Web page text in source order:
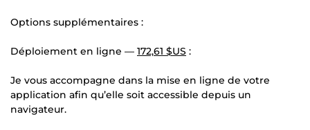
Options supplémentaires :
Déploiement en ligne — 172,61 $US :
Je vous accompagne dans la mise en ligne de votre
application afin qu’elle soit accessible depuis un
navigateur.